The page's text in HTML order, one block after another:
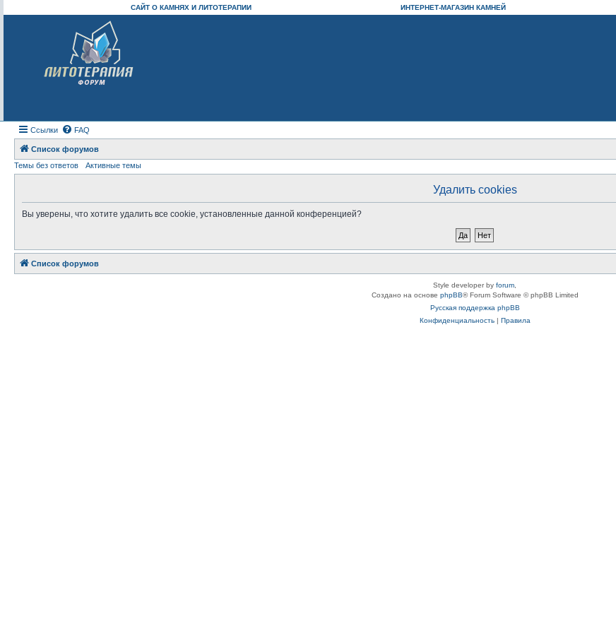
САЙТ О КАМНЯХ И ЛИТОТЕРАПИИ ИНТЕРНЕТ-МАГАЗИН КАМНЕЙ
Ссылки FAQ
Список форумов
Темы без ответов
Активные темы
Удалить cookies
Вы уверены, что хотите удалить все cookie, установленные данной конференцией?
Список форумов
Style developer by forum
Создано на основе phpBB® Forum Software © phpBB Limited
Русская поддержка phpBB
Конфиденциальность| Правила